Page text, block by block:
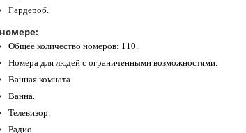
Гардероб.
Общее количество номеров: 110.
Номера для людей с ограниченными возможностями.
Ванная комната.
Ванна.
Телевизор.
Радио.